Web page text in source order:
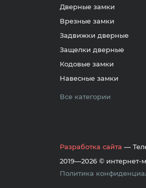
Дверные замки
Врезные замки
Задвижки дверные
Защелки дверные
Кодовые замки
Навесные замки
Все категории
Разработка сайта —
2019—2026 © интернет-
Политика